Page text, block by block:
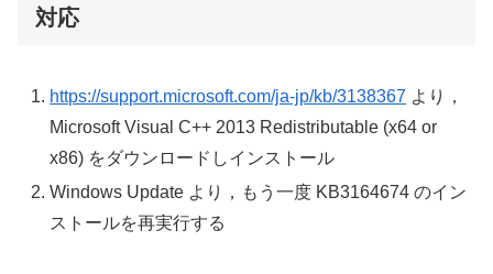
対応
https://support.microsoft.com/ja-jp/kb/3138367 より，
Microsoft Visual C++ 2013 Redistributable (x64 or
x86) をダウンロードしインストール
Windows Update より，もう一度 KB3164674 のイン
ストールを再実行する